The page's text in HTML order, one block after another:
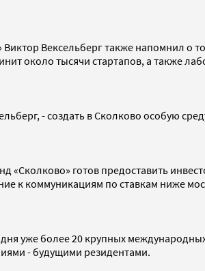
Вексельберг также напомнил о
около тысячи стартапов, а также
- создать в Сколково особую
«Сколково» готов предоставить
к коммуникациям по ставкам ниже
уже более 20 крупных
- будущими резидентами.